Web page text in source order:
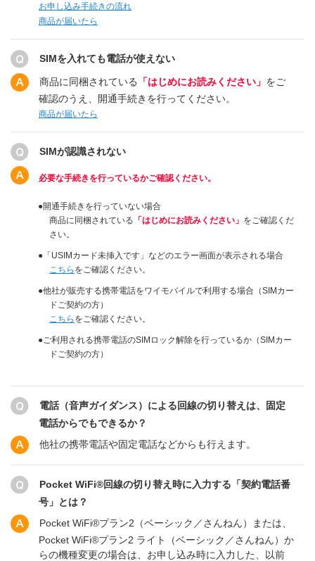
お申し込み手続きの流れ
商品が届いたら
SIMを入れても電話が使えない
商品に同梱されている 「はじめにお読みください」 をご
確認のうえ、開通手続きを行ってください。
商品が届いたら
SIMが認識されない
必要な手続きを行っているかご確認ください。
開通手続きを行っていない場合
商品に同梱されている 「はじめにお読みください」 をご確認くだ
さい。
「USIMカード未挿入です」などのエラー画面が表示される場合
こちら をご確認ください。
他社が販売する携帯電話をワイモバイルで利用する場合（SIMカー
ドご契約の方）
こちら をご確認ください。
ご利用される携帯電話のSIMロック解除を行っているか（SIMカー
ドご契約の方）
電話（音声ガイダンス）による回線の切り替えは、固定
電話からでもできるか？
他社の携帯電話や固定電話などからも行えます。
Pocket WiFi®回線の切り替え時に入力する「契約電話番
号」とは？
Pocket WiFi®プラン2（ベーシック／さんねん）または、
Pocket WiFi®プラン2 ライト（ベーシック／さんねん）か
らの機種変更の場合は、お申し込み時に入力した、以前